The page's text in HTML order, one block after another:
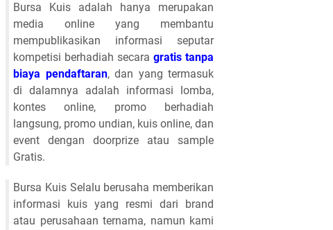
Bursa Kuis adalah hanya merupakan
media online yang membantu
mempublikasikan informasi seputar
kompetisi berhadiah secara gratis tanpa
biaya pendaftaran, dan yang termasuk
di dalamnya adalah informasi lomba,
kontes online, promo berhadiah
langsung, promo undian, kuis online, dan
event dengan doorprize atau sample
Gratis.
Bursa Kuis Selalu berusaha memberikan
informasi kuis yang resmi dari brand
atau perusahaan ternama, namun kami